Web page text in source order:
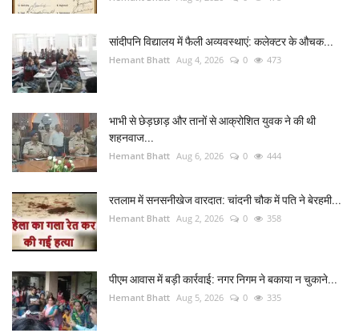
सांदीपनि विद्यालय में फैली अव्यवस्थाएं: कलेक्टर के औचक...
Hemant Bhatt Aug 4, 2026 0 473
भाभी से छेड़छाड़ और तानों से आक्रोशित युवक ने की थी
शहनवाज...
Hemant Bhatt Aug 6, 2026 0 444
रतलाम में सनसनीखेज वारदात: चांदनी चौक में पति ने बेरहमी...
Hemant Bhatt Aug 2, 2026 0 358
पीएम आवास में बड़ी कार्रवाई: नगर निगम ने बकाया न चुकाने...
Hemant Bhatt Aug 5, 2026 0 335